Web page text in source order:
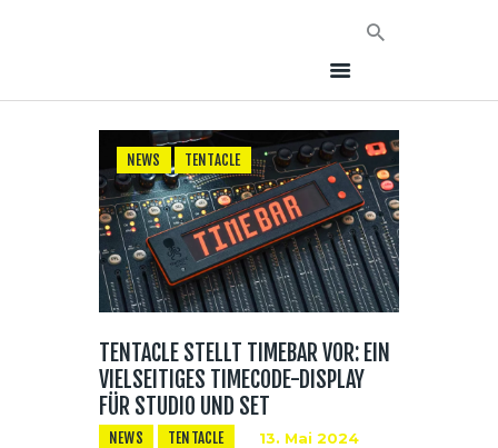
HOME
NEWS
AVT EVENTS
ÜBER AVT
KONTAKT
NEWS TENTACLE
TENTACLE STELLT TIMEBAR VOR: EIN
VIELSEITIGES TIMECODE-DISPLAY
FÜR STUDIO UND SET
NEWS TENTACLE
13. Mai 2024